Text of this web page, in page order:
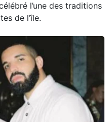
l’une des traditions
de l’île.